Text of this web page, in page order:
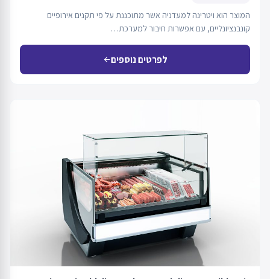
המוצר הוא ויטרינה למעדניה אשר מתוכננת על פי תקנים אירופיים
קונבנציונליים, עם אפשרות חיבור למערכת…
לפרטים נוספיםarrow_back